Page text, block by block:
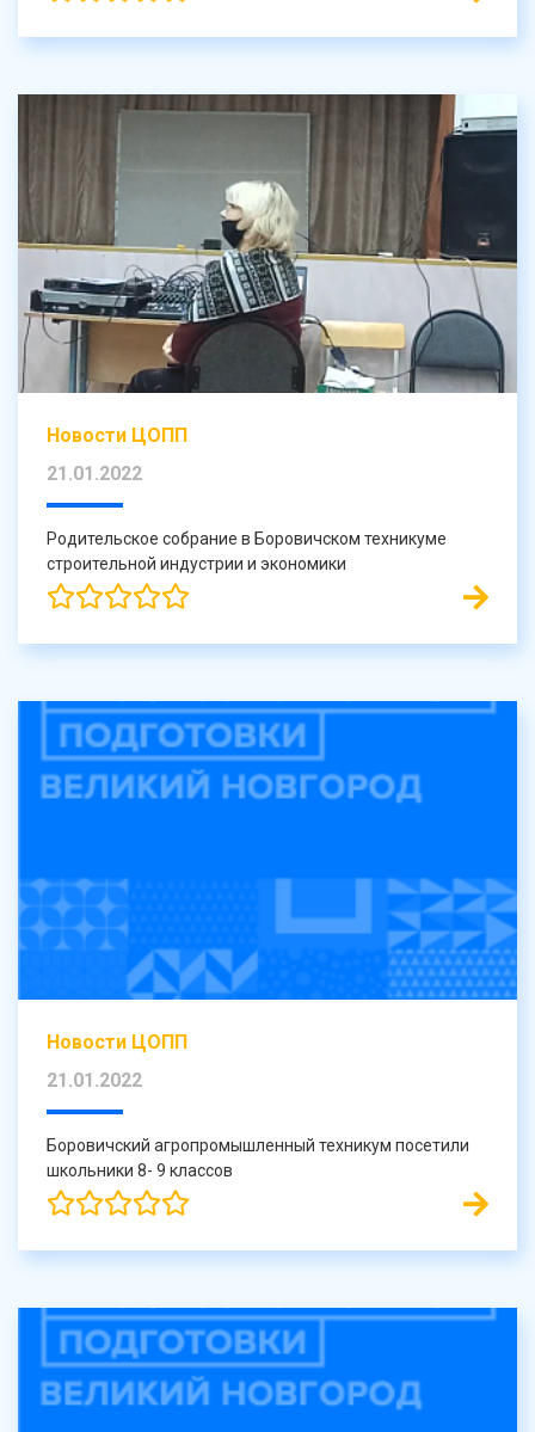
Новости ЦОПП
21.01.2022
Родительское собрание в Боровичском техникуме
строительной индустрии и экономики
Новости ЦОПП
21.01.2022
Боровичский агропромышленный техникум посетили
школьники 8- 9 классов